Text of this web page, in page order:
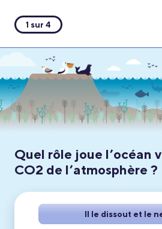
1 sur 4
Quel rôle joue l’océan
CO2 de l’atmosphère ?
Il le dissout et le